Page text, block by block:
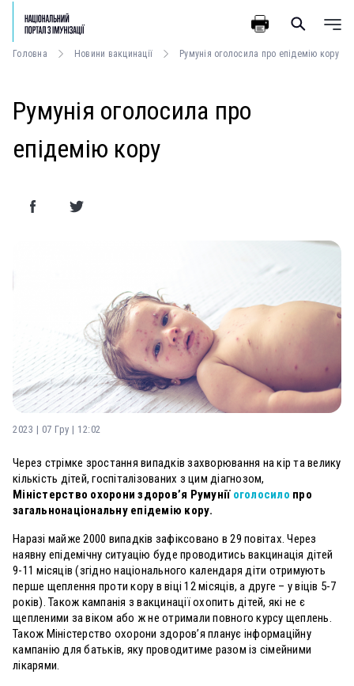
Головна Новини вакцинації Румунія оголосила про епідемію кору
Румунія оголосила про
епідемію кору
2023 | 07 Гру | 12:02
Через стрімке зростання випадків захворювання на кір та велику
кількість дітей, госпіталізованих з цим діагнозом,
Міністерство охорони здоров’я Румунії оголосило про
загальнонаціональну епідемію кору.
Наразі майже 2000 випадків зафіксовано в 29 повітах. Через
наявну епідемічну ситуацію буде проводитись вакцинація дітей
9-11 місяців (згідно національного календаря діти отримують
перше щеплення проти кору в віці 12 місяців, а друге – у віців 5-7
років). Також кампанія з вакцинації охопить дітей, які не є
щепленими за віком або ж не отримали повного курсу щеплень.
Також Міністерство охорони здоров’я планує інформаційну
кампанію для батьків, яку проводитиме разом із сімейними
лікарями.